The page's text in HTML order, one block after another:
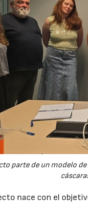
parte de un modelo
nace con el